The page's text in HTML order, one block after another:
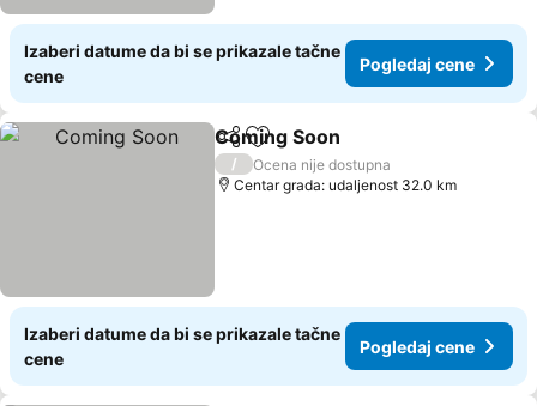
Izaberi datume da bi se prikazale tačne
cene
Pogledaj cene
Deli Dodati u favorite
Coming Soon
/
Ocena nije dostupna
Centar grada: udaljenost 32.0 km
Izaberi datume da bi se prikazale tačne
cene
Pogledaj cene